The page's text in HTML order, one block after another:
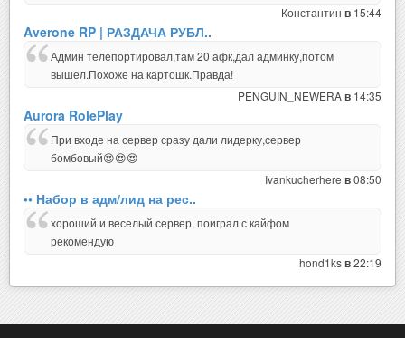
Константин в 15:44
Averone RP | РАЗДАЧА РУБЛ..
Админ телепортировал,там 20 афк,дал админку,потом
вышел.Похоже на картошк.Правда!
PENGUIN_NEWERAв 14:35
Aurora RolePlay
При входе на сервер сразу дали лидерку,сервер
бомбовый😍😍😍
Ivankucherhere в08:50
•• Набор в адм/лид на рес..
хороший и веселый сервер, поиграл с кайфом
рекомендую
hond1ksв22:19